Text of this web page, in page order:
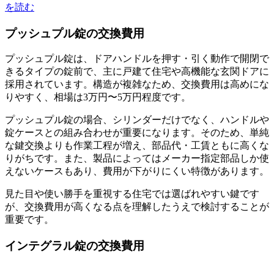
を読む
プッシュプル錠の交換費用
プッシュプル錠は、ドアハンドルを押す・引く動作で開閉で
きるタイプの錠前で、主に戸建て住宅や高機能な玄関ドアに
採用されています。構造が複雑なため、交換費用は高めにな
りやすく、相場は3万円〜5万円程度です。
プッシュプル錠の場合、シリンダーだけでなく、ハンドルや
錠ケースとの組み合わせが重要になります。そのため、単純
な鍵交換よりも作業工程が増え、部品代・工賃ともに高くな
りがちです。また、製品によってはメーカー指定部品しか使
えないケースもあり、費用が下がりにくい特徴があります。
見た目や使い勝手を重視する住宅では選ばれやすい鍵です
が、交換費用が高くなる点を理解したうえで検討することが
重要です。
インテグラル錠の交換費用